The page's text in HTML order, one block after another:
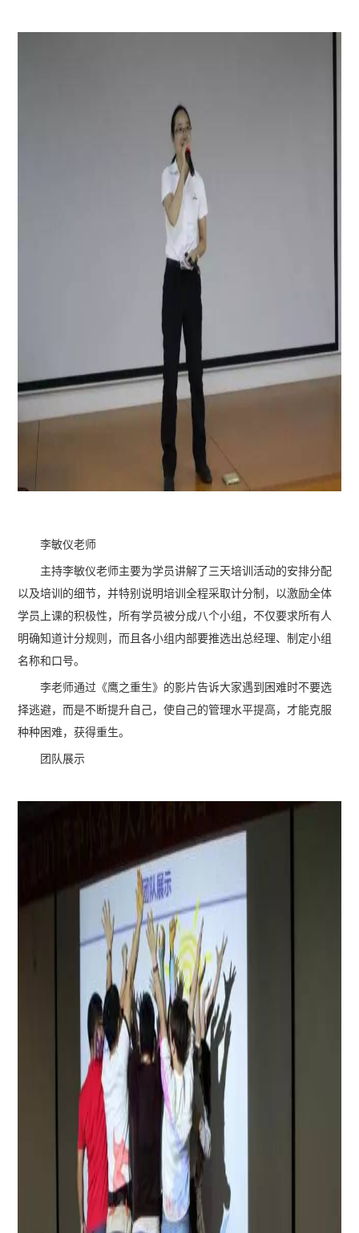
李敏仪老师
主持李敏仪老师主要为学员讲解了三天培训活动的安排分配
以及培训的细节，并特别说明培训全程采取计分制，以激励全体
学员上课的积极性，所有学员被分成八个小组，不仅要求所有人
明确知道计分规则，而且各小组内部要推选出总经理、制定小组
名称和口号。
李老师通过《鹰之重生》的影片告诉大家遇到困难时不要选
择逃避，而是不断提升自己，使自己的管理水平提高，才能克服
种种困难，获得重生。
团队展示